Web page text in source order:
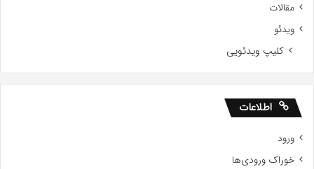
مقالات
ویدئو
کلیپ ویدئویی
اطلاعات
ورود
خوراک ورودی‌ها